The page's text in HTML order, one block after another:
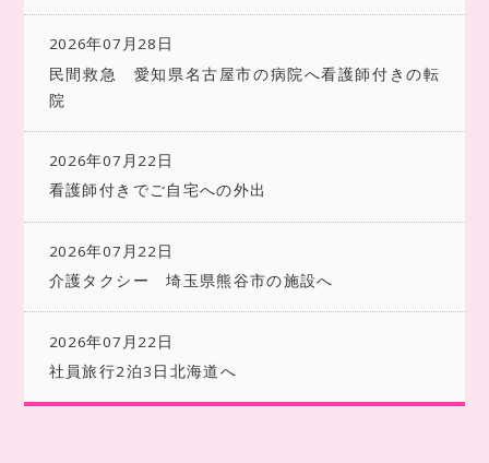
2026年07月28日
民間救急 愛知県名古屋市の病院へ看護師付きの転
院
2026年07月22日
看護師付きでご自宅への外出
2026年07月22日
介護タクシー 埼玉県熊谷市の施設へ
2026年07月22日
社員旅行2泊3日北海道へ